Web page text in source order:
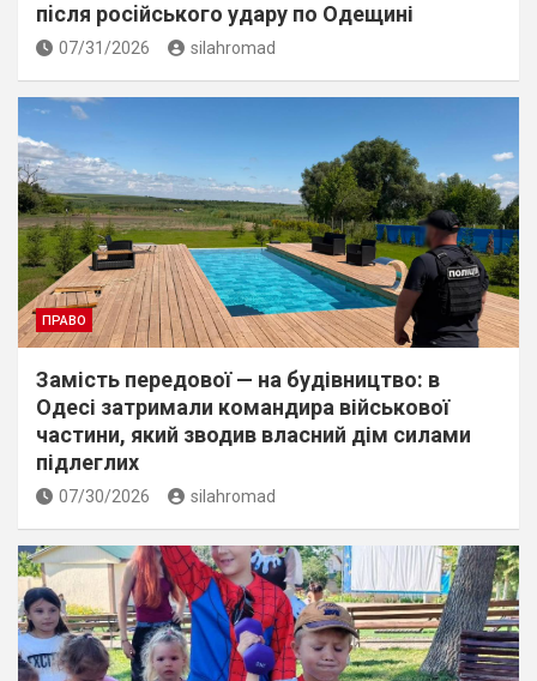
пiсля росiйського удару по Одещині
07/31/2026 silahromad
ПРАВО
Замість передової — на будівництво: в
Одесі затримали командира військової
частини, який зводив власний дім силами
підлеглих
07/30/2026 silahromad